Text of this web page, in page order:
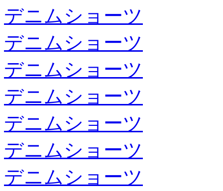
デニムショーツ
デニムショーツ
デニムショーツ
デニムショーツ
デニムショーツ
デニムショーツ
デニムショーツ